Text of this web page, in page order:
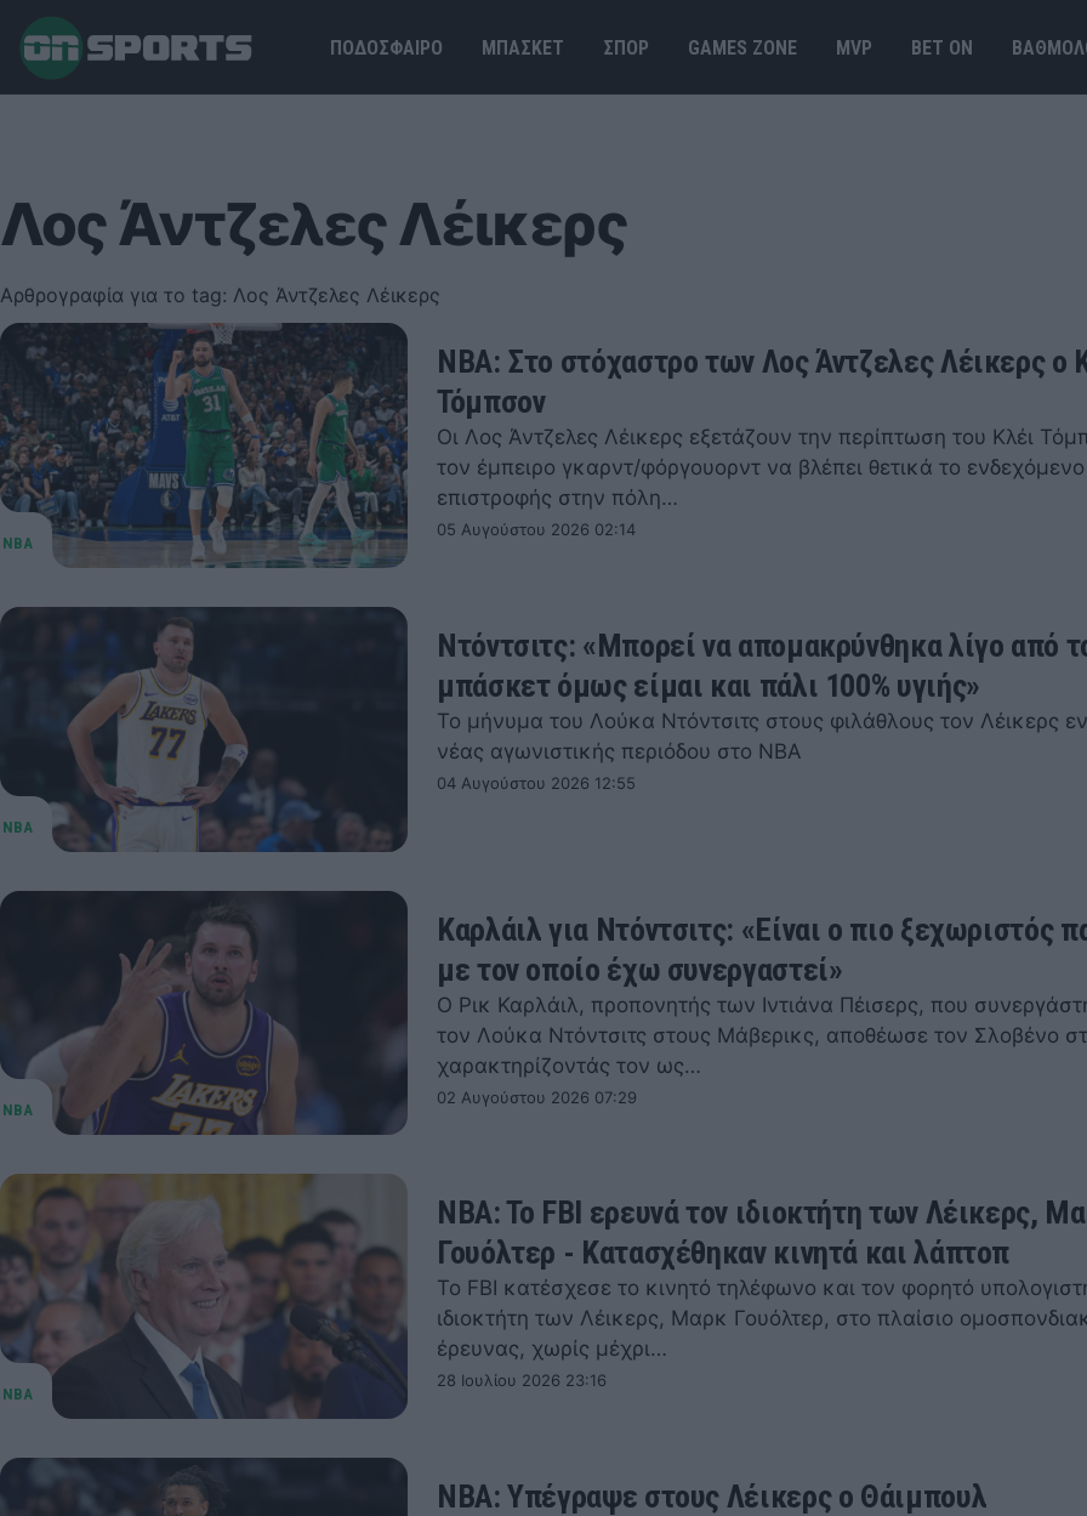
ΠΟΔΟΣΦΑΙΡΟ ΜΠΑΣΚΕΤ ΣΠΟΡ GAMES ΖΟΝΕ MVP BET ΟΝ
Λος Άντζελες Λέικερς
Αρθρογραφία για το tag: Λος Άντζελες Λέικερς
NBA: Στο στόχαστρο των Λος Άντζελες Λέικερς ο
Τόμπσον
Οι Λος Άντζελες Λέικερς εξετάζουν την περίπτωση του Κλέι
τον έμπειρο γκαρντ/φόργουορντ να βλέπει θετικά το ενδεχόμενο
επιστροφής στην πόλη…
05 Αυγούστου 2026 02:14
Ντόντσιτς: «Μπορεί να απομακρύνθηκα λίγο από
μπάσκετ όμως είμαι και πάλι 100% υγιής»
Το μήνυμα του Λούκα Ντόντσιτς στους φιλάθλους τον Λέικερς
νέας αγωνιστικής περιόδου στο NBA
04 Αυγούστου 2026 12:55
Καρλάιλ για Ντόντσιτς: «Είναι ο πιο ξεχωριστός
με τον οποίο έχω συνεργαστεί»
Ο Ρικ Καρλάιλ, προπονητής των Ιντιάνα Πέισερς, που
τον Λούκα Ντόντσιτς στους Μάβερικς, αποθέωσε τον Σλοβένο
χαρακτηρίζοντάς τον ως…
02 Αυγούστου 2026 07:29
NBA: To FBI ερευνά τον ιδιοκτήτη των Λέικερς,
Γουόλτερ - Κατασχέθηκαν κινητά και λάπτοπ
Το FBI κατέσχεσε το κινητό τηλέφωνο και τον φορητό
ιδιοκτήτη των Λέικερς, Μαρκ Γουόλτερ, στο πλαίσιο
έρευνας, χωρίς μέχρι…
28 Ιουλίου 2026 23:16
NBA: Υπέγραψε στους Λέικερς ο Θάιμπουλ